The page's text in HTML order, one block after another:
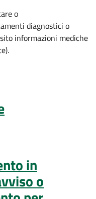
o
diagnostici o
informazioni mediche
in
o